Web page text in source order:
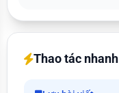
Thao tác nhanh